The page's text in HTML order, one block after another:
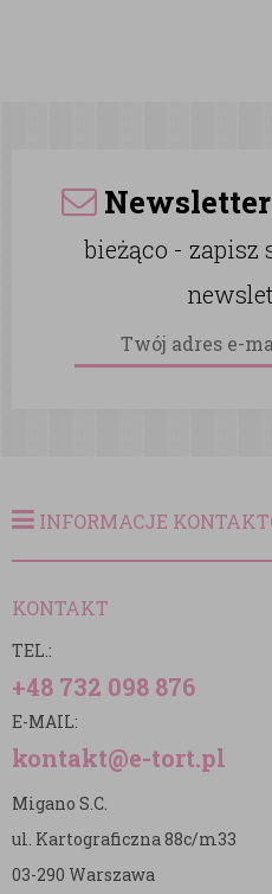
Newsletter
bieżąco - zapisz
INFORMACJE
KONTAKT
TEL.:
+48 732 098 876
E-MAIL:
kontakt@e-tort.pl
Migano S.C.
ul. Kartograficzna 88c/m33
03-290 Warszawa